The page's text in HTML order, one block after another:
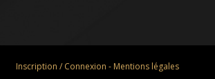
Inscription / Connexion - Mentions légales